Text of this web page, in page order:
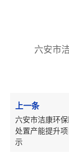
六安市
上一条
六安市洁康环
处置产能提升
示